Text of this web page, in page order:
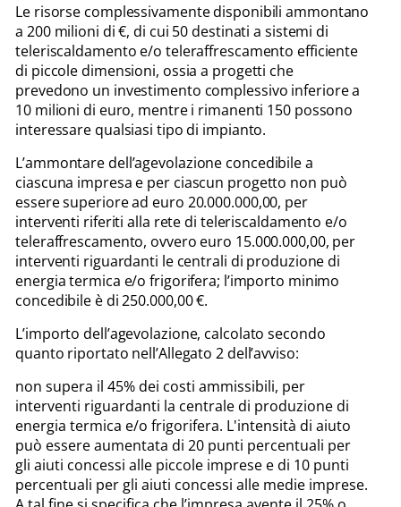
Le risorse complessivamente disponibili ammontano
a 200 milioni di €, di cui 50 destinati a sistemi di
teleriscaldamento e/o teleraffrescamento efficiente
di piccole dimensioni, ossia a progetti che
prevedono un investimento complessivo inferiore a
10 milioni di euro, mentre i rimanenti 150 possono
interessare qualsiasi tipo di impianto.
L’ammontare dell’agevolazione concedibile a
ciascuna impresa e per ciascun progetto non può
essere superiore ad euro 20.000.000,00, per
interventi riferiti alla rete di teleriscaldamento e/o
teleraffrescamento, ovvero euro 15.000.000,00, per
interventi riguardanti le centrali di produzione di
energia termica e/o frigorifera; l’importo minimo
concedibile è di 250.000,00 €.
L’importo dell’agevolazione, calcolato secondo
quanto riportato nell’Allegato 2 dell’avviso:
non supera il 45% dei costi ammissibili, per
interventi riguardanti la centrale di produzione di
energia termica e/o frigorifera. L'intensità di aiuto
può essere aumentata di 20 punti percentuali per
gli aiuti concessi alle piccole imprese e di 10 punti
percentuali per gli aiuti concessi alle medie imprese.